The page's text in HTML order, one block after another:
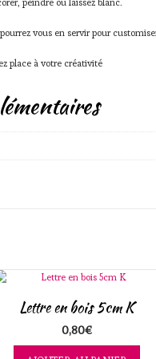
vous en servir pour
place à votre créativité
Lettre en bois 5cm K
0,80€